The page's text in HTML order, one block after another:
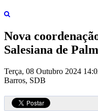
Nova
Salesiana de
Terça, 08 Outubro 2024
Barros, SDB